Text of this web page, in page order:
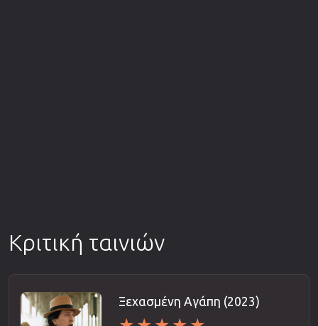
Κριτική ταινιών
Ξεχασμένη Αγάπη (2023)